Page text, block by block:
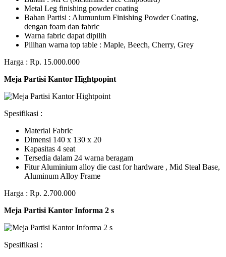
Metal Leg finishing powder coating
Bahan Partisi : Alumunium Finishing Powder Coating,
dengan foam dan fabric
Warna fabric dapat dipilih
Pilihan warna top table : Maple, Beech, Cherry, Grey
Harga : Rp. 15.000.000
Meja Partisi Kantor Hightpopint
Spesifikasi :
Material Fabric
Dimensi 140 x 130 x 20
Kapasitas 4 seat
Tersedia dalam 24 warna beragam
Fitur Aluminium alloy die cast for hardware , Mid Steal Base,
Aluminum Alloy Frame
Harga : Rp. 2.700.000
Meja Partisi Kantor Informa 2 s
Spesifikasi :